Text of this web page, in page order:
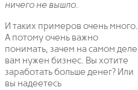
ничего не вышло.
И таких примеров очень много.
А потому очень важно
понимать, зачем на самом деле
вам нужен бизнес. Вы хотите
заработать больше денег? Или
вы надеетесь